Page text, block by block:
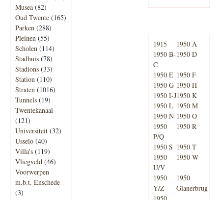
Musea (82)
Oud Twente (165)
Parken (288)
Pleinen (55)
Scholen (114)
Stadhuis (78)
Stadions (33)
Station (110)
Straten (1016)
Tunnels (19)
Twentekanaal
(121)
Universiteit (32)
Usselo (40)
Villa's (119)
Vliegveld (46)
Voorwerpen
m.b.t. Enschede
(3)
1915
1950 A
1950 B-
C
1950 D
1950 E 1950 F
1950 G 1950 H
1950 I-J1950 K
1950 L 1950 M
1950 N 1950 O
1950
P/Q
1950 R
1950 S 1950 T
1950
U/V
1950 W
1950
Y/Z
1950
Glanerbrug